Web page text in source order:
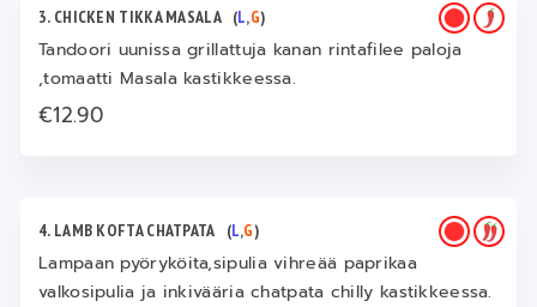
3. CHICKEN TIKKA MASALA (L,G)
Tandoori uunissa grillattuja kanan rintafilee paloja
,tomaatti Masala kastikkeessa.
€12.90
4. LAMB KOFTA CHATPATA (L,G)
Lampaan pyöryköita,sipulia vihreää paprikaa
valkosipulia ja inkivääria chatpata chilly kastikkeessa.